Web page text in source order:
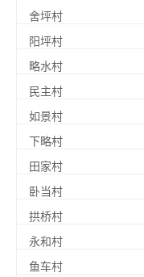
舍坪村
阳坪村
略水村
民主村
如景村
下略村
田家村
卧当村
拱桥村
永和村
鱼车村